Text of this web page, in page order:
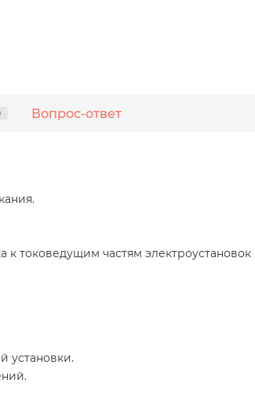
Вопрос-ответ
токоведущим частям
установки.